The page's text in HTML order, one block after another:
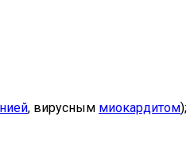
, вирусным миокардитом);